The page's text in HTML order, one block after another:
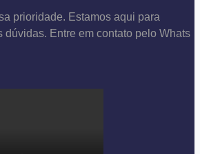
prioridade. Estamos aqui para
dúvidas. Entre em contato pelo Whats